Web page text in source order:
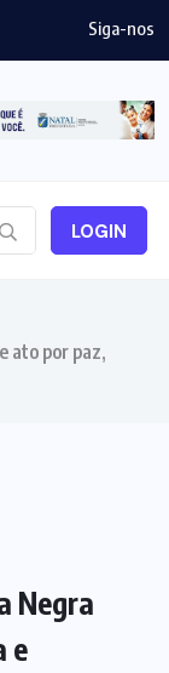
Siga-nos
LOGIN
ato por paz,
Negra
e